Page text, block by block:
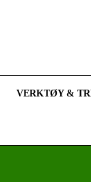
VERKTØY &